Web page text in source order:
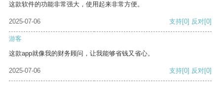
这款软件的功能非常强大，使用起来非常方便。
2025-07-06 支持[0] 反对[0]
游客
这款app就像我的财务顾问，让我能够省钱又省心。
2025-07-06 支持[0] 反对[0]